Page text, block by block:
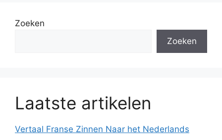
Zoeken
Zoeken
Laatste artikelen
Vertaal Franse Zinnen Naar het Nederlands